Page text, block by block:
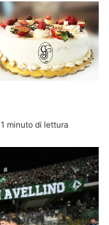
1 minuto di lettura